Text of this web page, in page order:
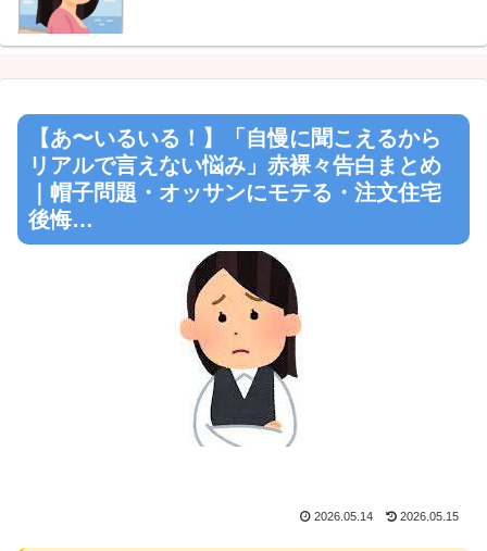
【あ〜いるいる！】「自慢に聞こえるから
リアルで言えない悩み」赤裸々告白まとめ
｜帽子問題・オッサンにモテる・注文住宅
後悔…
2026.05.14 2026.05.15